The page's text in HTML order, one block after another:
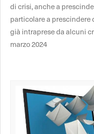
di crisi, anche a
particolare a
già intraprese da alcuni
marzo 2024